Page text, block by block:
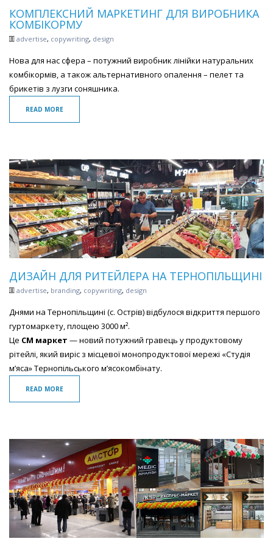
КОМПЛЕКСНИЙ МАРКЕТИНГ ДЛЯ ВИРОБНИКА
КОМБІКОРМУ
advertise, copywriting, design
Нова для нас сфера – потужний виробник лінійки натуральних
комбікормів, а також альтернативного опалення – пелет та
брикетів з лузги соняшника.
READ MORE
ДИЗАЙН ДЛЯ РИТЕЙЛЕРА НА ТЕРНОПІЛЬЩИНІ
advertise, branding, copywriting, design
Днями на Тернопільщині (с. Острів) відбулося відкриття першого
гуртомаркету, площею 3000 м².
Це СМ маркет — новий потужний гравець у продуктовому
рітейлі, який виріс з місцевої монопродуктової мережі «Студія
м’яса» Тернопільського м’ясокомбінату.
READ MORE